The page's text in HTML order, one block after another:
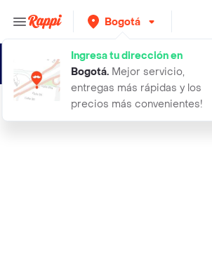
Bogotá
Ingresa tu dirección en
Bogotá. Mejor servicio,
entregas más rápidas y los
precios más convenientes!
rosas y chocolates en bouquets